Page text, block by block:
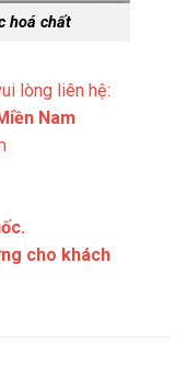
hoá chất
lòng liên hệ:
Nam
cho khách